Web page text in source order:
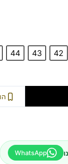
42
43
44
WhatsApp